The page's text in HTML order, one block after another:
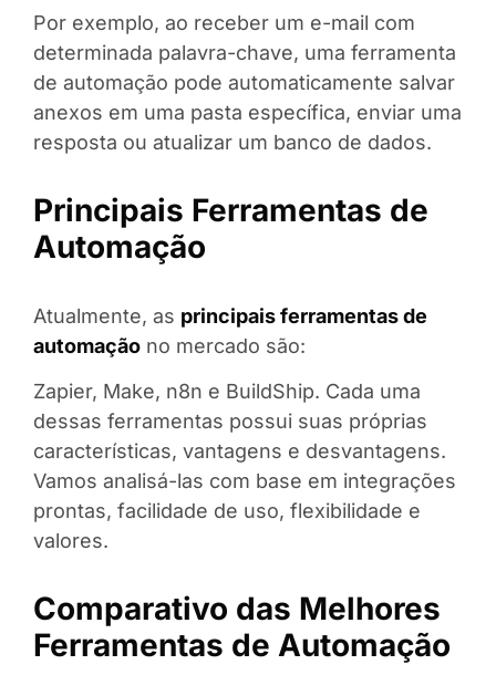
Por exemplo, ao receber um e-mail com
determinada palavra-chave, uma ferramenta
de automação pode automaticamente salvar
anexos em uma pasta específica, enviar uma
resposta ou atualizar um banco de dados.
Principais Ferramentas de
Automação
Atualmente, as principais ferramentas de
automação no mercado são:
Zapier, Make, n8n e BuildShip. Cada uma
dessas ferramentas possui suas próprias
características, vantagens e desvantagens.
Vamos analisá-las com base em integrações
prontas, facilidade de uso, flexibilidade e
valores.
Comparativo das Melhores
Ferramentas de Automação